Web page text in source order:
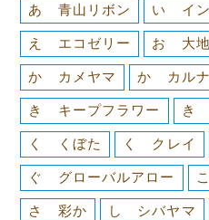
あ 青山リボン い イン
え エコゼリー お 大地
か カメヤマ か カルナ
き キープフラワー き
く くぼた く クレイ
ぐ グローバルアロー
さ 彩か し シバヤマ